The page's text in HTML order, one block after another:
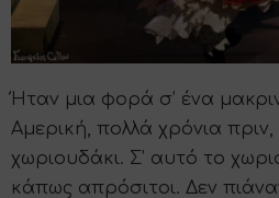
Ήταν μια φορά σ’ ένα
Αμερική, πολλά χρόνια πριν,
χωριουδάκι. Σ’ αυτό το
κάπως απρόσιτοι. Δεν